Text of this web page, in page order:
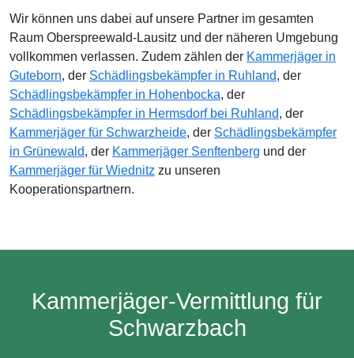
Wir können uns dabei auf unsere Partner im gesamten
Raum Oberspreewald-Lausitz und der näheren Umgebung
vollkommen verlassen. Zudem zählen der Kammerjäger in
Guteborn, der Schädlingsbekämpfer in Ruhland, der
Schädlingsbekämpfer in Hohenbocka, der
Schädlingsbekämpfer in Hermsdorf bei Ruhland, der
Kammerjäger für Schwarzheide, der Schädlingsbekämpfer
in Grünewald, der Kammerjäger Senftenberg und der
Kammerjäger für Wiednitz zu unseren
Kooperationspartnern.
Kammerjäger-Vermittlung für
Schwarzbach